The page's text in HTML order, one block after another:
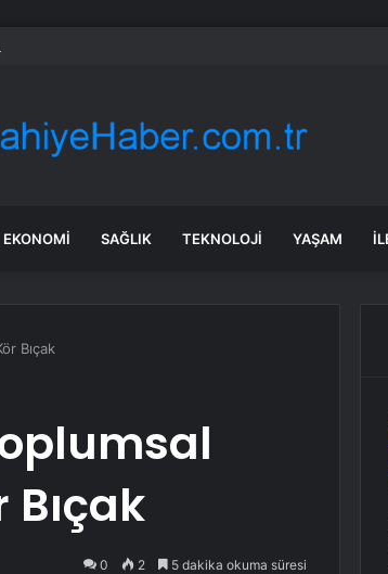
Alfredo Gaspar’ı yardımcısı seçti
EKONOMI SAĞLIK TEKNOLOJI YAŞAM
Bıçak
0 2 5 dakika okuma süresi